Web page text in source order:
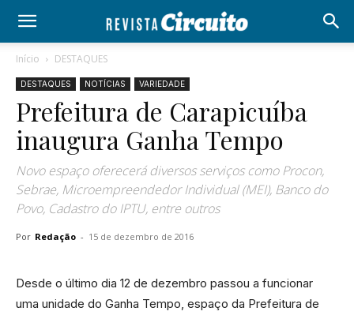
Início DESTAQUES
DESTAQUES NOTÍCIAS VARIEDADE
Prefeitura de Carapicuíba
inaugura Ganha Tempo
Novo espaço oferecerá diversos serviços como Procon,
Sebrae, Microempreendedor Individual (MEI), Banco do
Povo, Cadastro do IPTU, entre outros
Por Redação - 15 de dezembro de 2016
Desde o último dia 12 de dezembro passou a funcionar
uma unidade do Ganha Tempo, espaço da Prefeitura de